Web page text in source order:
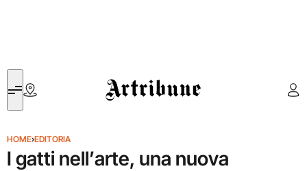
Artribune
HOME›EDITORIA
I gatti nell’arte, una nuova